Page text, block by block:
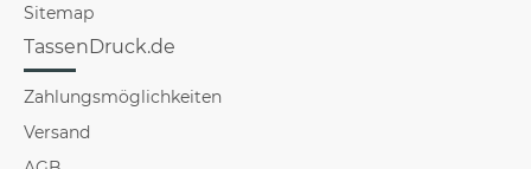
Sitemap
TassenDruck.de
Zahlungsmöglichkeiten
Versand